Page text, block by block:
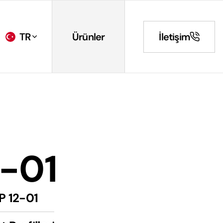
TR Ürünler İletişim
01
12-01